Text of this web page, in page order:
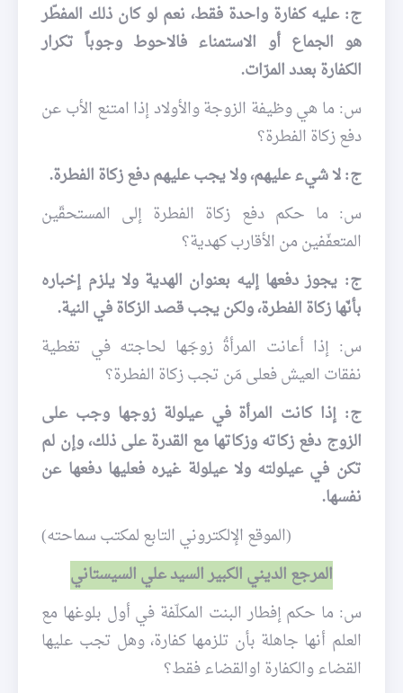
ج: عليه كفارة واحدة فقط، نعم لو كان ذلك المفطّر
هو الجماع أو الاستمناء فالاحوط وجوباً تكرار
الكفارة بعدد المرّات.
س: ما هي وظيفة الزوجة والأولاد إذا امتنع الأب عن
دفع زكاة الفطرة؟
ج: لا شيء عليهم، ولا يجب عليهم دفع زكاة الفطرة.
س: ما حكم دفع زكاة الفطرة إلی المستحقّين
المتعفّفين من الأقارب كهدية؟
ج: يجوز دفعها إليه بعنوان الهدية ولا يلزم إخباره
بأنّها زكاة الفطرة، ولكن يجب قصد الزكاة في النية.
س: إذا أعانت المرأةُ زوجَها لحاجته في تغطية
نفقات العيش فعلى مَن تجب زكاة الفطرة؟
ج: إذا كانت المرأة في عيلولة زوجها وجب على
الزوج دفع زكاته وزكاتها مع القدرة على ذلك، وإن لم
تكن في عيلولته ولا عيلولة غيره فعليها دفعها عن
نفسها.
(الموقع الإلكتروني التابع لمكتب سماحته)
المرجع الديني الكبير السيد علي السيستاني
س: ما حكم إفطار البنت المكلّفة في أول بلوغها مع
العلم أنها جاهلة بأن تلزمها كفارة، وهل تجب عليها
القضاء والكفارة اوالقضاء فقط؟